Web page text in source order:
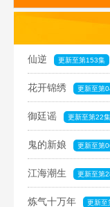
仙逆 更新至第153集
花开锦绣 更新至第
御廷谣 更新至第22集
鬼的新娘 更新至第
江海潮生 更新至第
炼气十万年 更新至